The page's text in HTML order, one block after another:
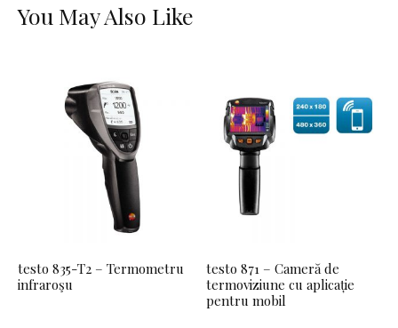
You May Also Like
testo 835-T2 – Termometru
infraroşu
testo 871 – Cameră de
termoviziune cu aplicație
pentru mobil